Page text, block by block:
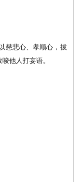
慈悲心、孝顺心，拔
他人打妄语。